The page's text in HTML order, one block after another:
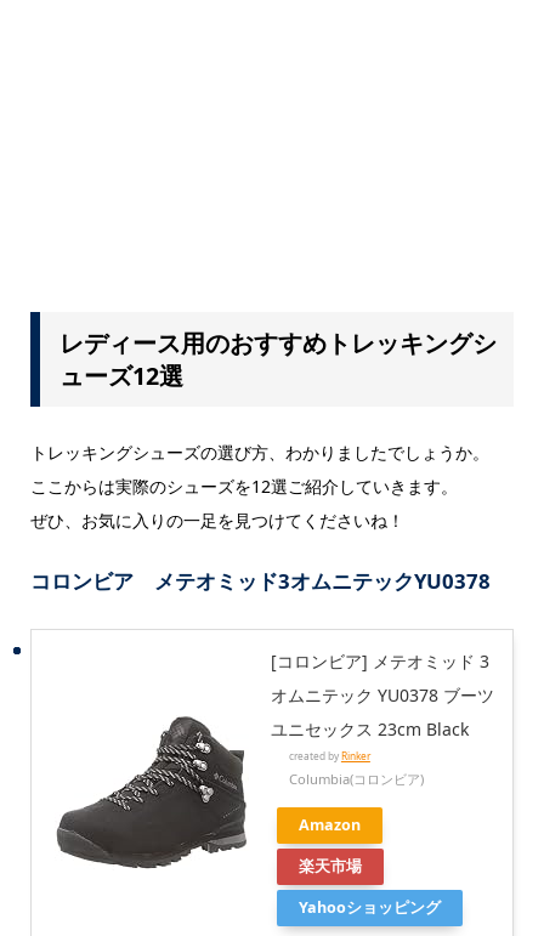
レディース用のおすすめトレッキングシ
ューズ12選
トレッキングシューズの選び方、わかりましたでしょうか。
ここからは実際のシューズを12選ご紹介していきます。
ぜひ、お気に入りの一足を見つけてくださいね！
コロンビア メテオミッド3オムニテックYU0378
[コロンビア] メテオミッド 3
オムニテック YU0378 ブーツ
ユニセックス 23cm Black
created byRinker
Columbia(コロンビア)
Amazon
楽天市場
Yahooショッピング